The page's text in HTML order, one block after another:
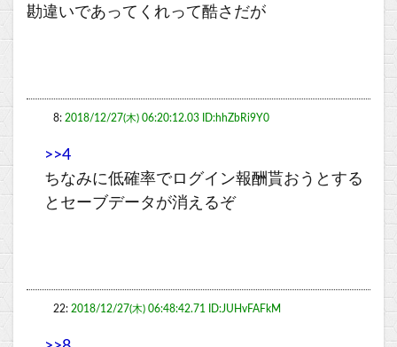
勘違いであってくれって酷さだが
8: 2018/12/27(木) 06:20:12.03 ID:hhZbRi9Y0
>>4
ちなみに低確率でログイン報酬貰おうとする
とセーブデータが消えるぞ
22: 2018/12/27(木) 06:48:42.71 ID:JUHvFAFkM